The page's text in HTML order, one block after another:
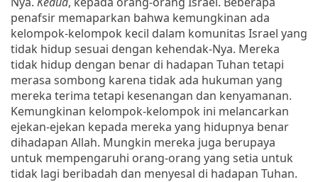
penafsir memaparkan bahwa kemungkinan ada
kelompok-kelompok kecil dalam komunitas Israel yang
tidak hidup sesuai dengan kehendak-Nya. Mereka
tidak hidup dengan benar di hadapan Tuhan tetapi
merasa sombong karena tidak ada hukuman yang
mereka terima tetapi kesenangan dan kenyamanan.
Kemungkinan kelompok-kelompok ini melancarkan
ejekan-ejekan kepada mereka yang hidupnya benar
dihadapan Allah. Mungkin mereka juga berupaya
untuk mempengaruhi orang-orang yang setia untuk
tidak lagi beribadah dan menyesal di hadapan Tuhan.